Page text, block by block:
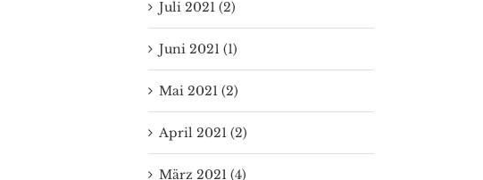
Juli 2021 (2)
Juni 2021 (1)
Mai 2021 (2)
April 2021 (2)
März 2021 (4)